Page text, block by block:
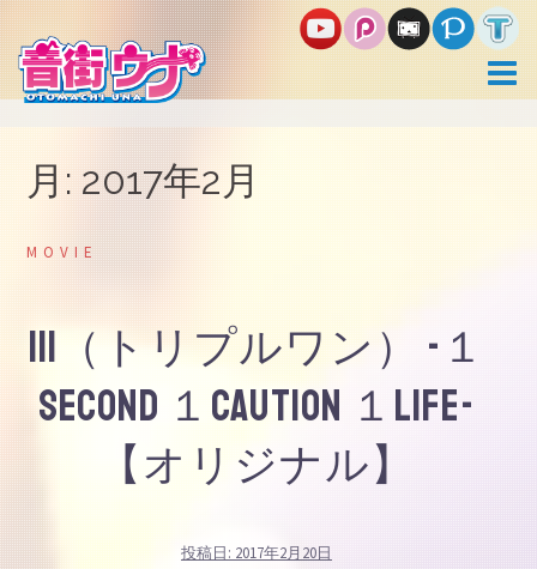
コ
ン
テ
ン
ツ
月: 2017年2月
MOVIE
111（トリプルワン） -１
second １caution １life-
【オリジナル】
投稿日: 2017年2月20日